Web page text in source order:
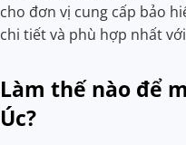
cho đơn vị cung cấp bảo
chi tiết và phù hợp nhất
Làm thế nào để
Úc?